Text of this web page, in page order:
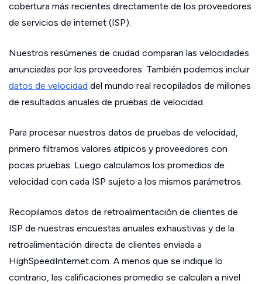
cobertura más recientes directamente de los proveedores
de servicios de internet (ISP).
Nuestros resúmenes de ciudad comparan las velocidades
anunciadas por los proveedores. También podemos incluir
datos de velocidad del mundo real recopilados de millones
de resultados anuales de pruebas de velocidad.
Para procesar nuestros datos de pruebas de velocidad,
primero filtramos valores atípicos y proveedores con
pocas pruebas. Luego calculamos los promedios de
velocidad con cada ISP sujeto a los mismos parámetros.
Recopilamos datos de retroalimentación de clientes de
ISP de nuestras encuestas anuales exhaustivas y de la
retroalimentación directa de clientes enviada a
HighSpeedInternet.com. A menos que se indique lo
contrario, las calificaciones promedio se calculan a nivel